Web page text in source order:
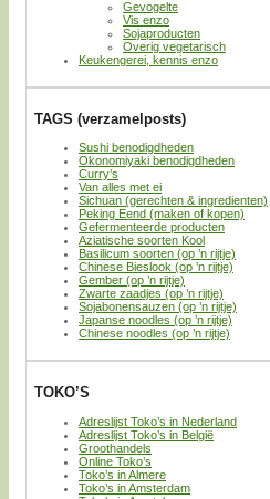
Gevogelte
Vis enzo
Sojaproducten
Overig vegetarisch
Keukengerei, kennis enzo
TAGS (verzamelposts)
Sushi benodigdheden
Okonomiyaki benodigdheden
Curry’s
Van alles met ei
Sichuan (gerechten & ingredienten)
Peking Eend (maken of kopen)
Gefermenteerde producten
Aziatische soorten Kool
Basilicum soorten (op ’n rijtje)
Chinese Bieslook (op ’n rijtje)
Gember (op ’n rijtje)
Zwarte zaadjes (op ’n rijtje)
Sojabonensauzen (op ’n rijtje)
Japanse noodles (op ’n rijtje)
Chinese noodles (op ’n rijtje)
TOKO’S
Adreslijst Toko’s in Nederland
Adreslijst Toko’s in België
Groothandels
Online Toko’s
Toko’s in Almere
Toko’s in Amsterdam